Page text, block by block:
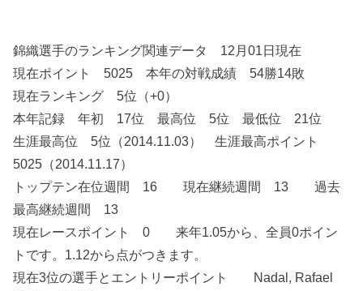
錦織選手のランキング関連データ 12月01日現在
現在ポイント 5025 本年の対戦成績 54勝14敗
現在ランキング 5位（+0）
本年記録 年初 17位 最高位 5位 最低位 21位
生涯最高位 5位（2014.11.03） 生涯最高ポイント
5025（2014.11.17）
トップテン在位週間 16 現在継続週間 13 過去
最高継続週間 13
現在レースポイント 0 来年1.05から、全員0ポイン
トです。1.12から点がつきます。
現在3位の選手とエントリーポイント Nadal, Rafael